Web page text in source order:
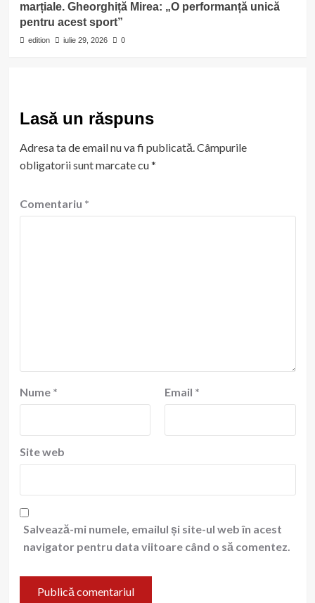
marțiale. Gheorghiță Mirea: „O performanță unică
pentru acest sport”
edition iulie 29, 2026 0
Lasă un răspuns
Adresa ta de email nu va fi publicată.Câmpurile
obligatorii sunt marcate cu*
Comentariu *
Nume * Email *
Site web
Salvează-mi numele, emailul și site-ul web în acest
navigator pentru data viitoare când o să comentez.